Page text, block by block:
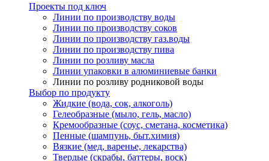
Проекты под ключ
Линии по производству воды
Линии по производству соков
Линии по производству газ.воды
Линии по производству пива
Линии по розливу масла
Линии упаковки в алюминиевые банки
Линии по розливу родниковой воды
Выбор по продукту
Жидкие (вода, сок, алкоголь)
Гелеобразные (мыло, гель, масло)
Кремообразные (соус, сметана, косметика)
Пенные (шампунь, быт.химия)
Вязкие (мед, варенье, лекарства)
Твердые (скрабы, баттеры, воск)